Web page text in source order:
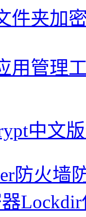
件夹加
用管理
中文
防火墙